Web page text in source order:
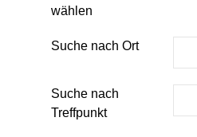
wählen
Suche nach Ort
Suche nach
Treffpunkt